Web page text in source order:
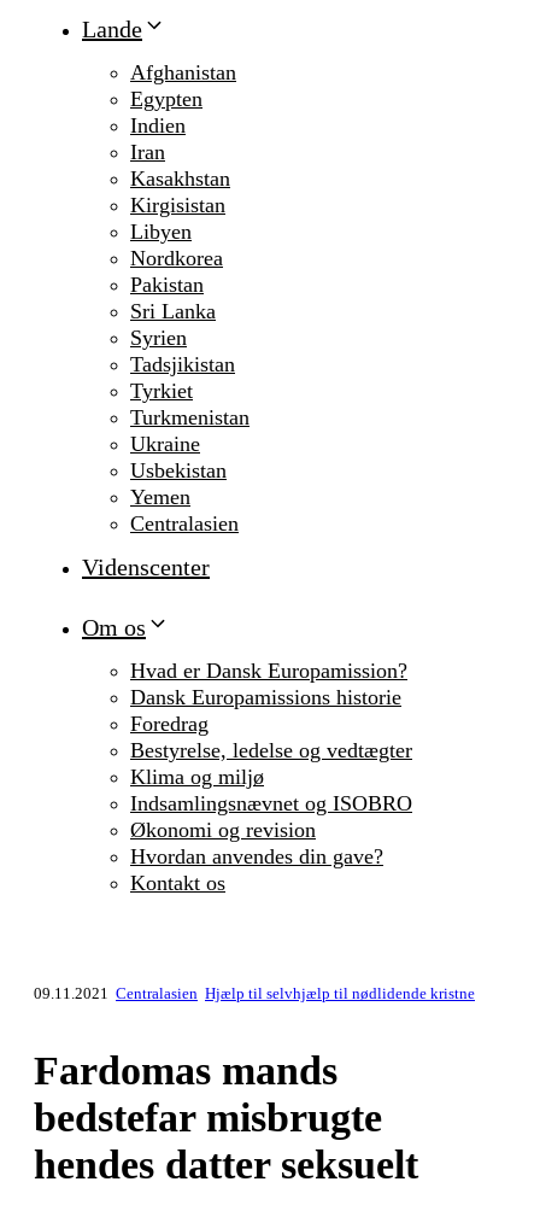
Lande
Afghanistan
Egypten
Indien
Iran
Kasakhstan
Kirgisistan
Libyen
Nordkorea
Pakistan
Sri Lanka
Syrien
Tadsjikistan
Tyrkiet
Turkmenistan
Ukraine
Usbekistan
Yemen
Centralasien
Videnscenter
Om os
Hvad er Dansk Europamission?
Dansk Europamissions historie
Foredrag
Bestyrelse, ledelse og vedtægter
Klima og miljø
Indsamlingsnævnet og ISOBRO
Økonomi og revision
Hvordan anvendes din gave?
Kontakt os
09.11.2021 Centralasien Hjælp til selvhjælp til nødlidende kristne
Fardomas mands
bedstefar misbrugte
hendes datter seksuelt